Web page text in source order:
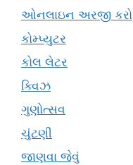
ઓનલાઇન અરજી કરો
કોમ્પ્યુટર
કોલ લેટર
ક્વિઝ
ગુણોત્સવ
ચુંટણી
જાણવા જેવું